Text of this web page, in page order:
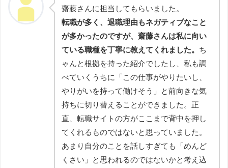
齋藤さんに担当してもらいました。
転職が多く、退職理由もネガティブなこと
が多かったのですが、齋藤さんは私に向い
ている職種を丁寧に教えてくれました。 ち
ゃんと根拠を持った紹介でしたし、私も調
べていくうちに「この仕事がやりたいし、
やりがいを持って働けそう」と前向きな気
持ちに切り替えることができました。正
直、転職サイトの方がここまで背中を押し
てくれるものではないと思っていました。
あまり自分のことを話しすぎても「めんど
くさい」と思われるのではないかと考え込